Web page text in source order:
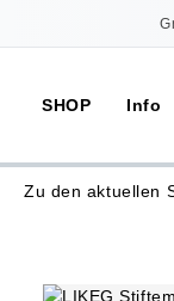
SHOP Info
Zu den aktuellen